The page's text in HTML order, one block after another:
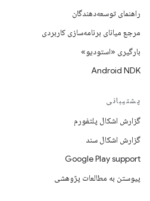
راهنمای توسعه‌دهندگان
مرجع میانای برنامه‌سازی کاربردی
بارگیری «استودیو»
Android NDK
پشتیبانی
گزارش اشکال پلتفورم
گزارش اشکال سند
Google Play support
پیوستن به مطالعات پژوهشی